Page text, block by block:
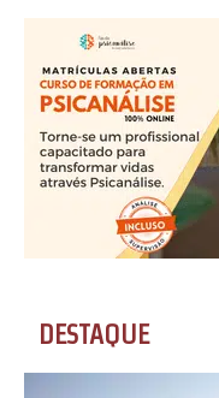
DESTAQUE